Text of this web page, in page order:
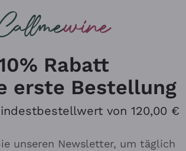
Rabatt
erste Bestellung
von 120,00 €
unseren Newsletter, um täglich